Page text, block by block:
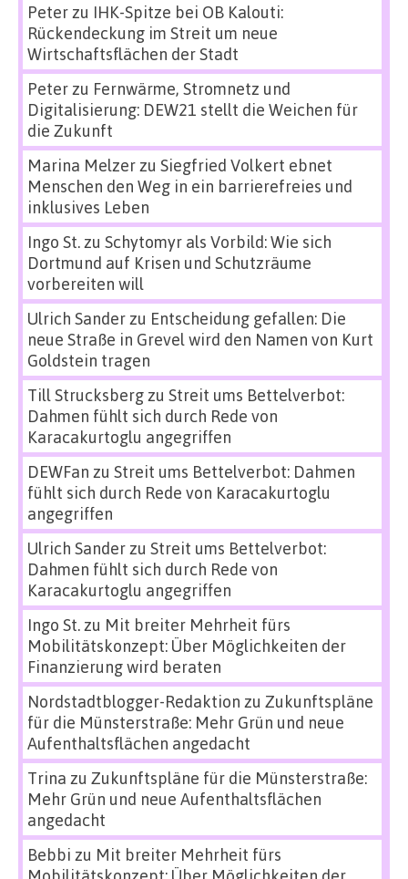
Peterzu IHK-Spitze bei OB Kalouti:
Rückendeckung im Streit um neue
Wirtschaftsflächen der Stadt
Peterzu Fernwärme, Stromnetz und
Digitalisierung: DEW21 stellt die Weichen für
die Zukunft
Marina Melzerzu Siegfried Volkert ebnet
Menschen den Weg in ein barrierefreies und
inklusives Leben
Ingo St.zu Schytomyr als Vorbild: Wie sich
Dortmund auf Krisen und Schutzräume
vorbereiten will
Ulrich Sanderzu Entscheidung gefallen: Die
neue Straße in Grevel wird den Namen von Kurt
Goldstein tragen
Till Strucksbergzu Streit ums Bettelverbot:
Dahmen fühlt sich durch Rede von
Karacakurtoglu angegriffen
DEWFan zu Streit ums Bettelverbot: Dahmen
fühlt sich durch Rede von Karacakurtoglu
angegriffen
Ulrich Sanderzu Streit ums Bettelverbot:
Dahmen fühlt sich durch Rede von
Karacakurtoglu angegriffen
Ingo St.zu Mit breiter Mehrheit fürs
Mobilitätskonzept: Über Möglichkeiten der
Finanzierung wird beraten
Nordstadtblogger-Redaktion zu Zukunftspläne
für die Münsterstraße: Mehr Grün und neue
Aufenthaltsflächen angedacht
Trina zu Zukunftspläne für die Münsterstraße:
Mehr Grün und neue Aufenthaltsflächen
angedacht
Bebbi zu Mit breiter Mehrheit fürs